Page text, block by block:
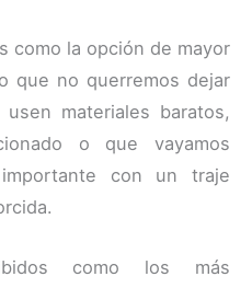
como la opción de mayor
que no querremos dejar
materiales baratos,
o que vayamos
con un traje
como los más